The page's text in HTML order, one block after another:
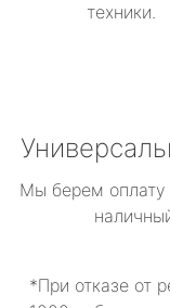
техники.
Мы берем
*При отказе от